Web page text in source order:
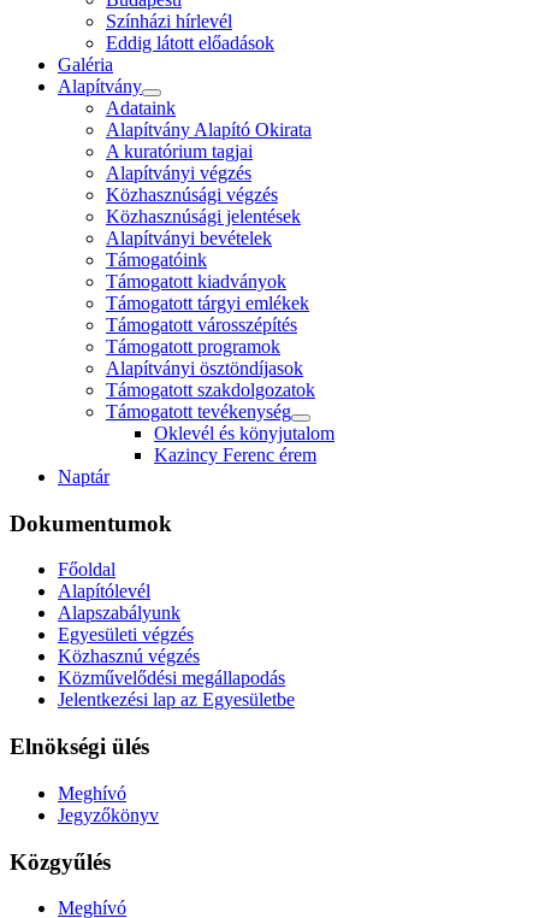
Színházi hírlevél
Eddig látott előadások
Galéria
Alapítvány
Adataink
Alapítvány Alapító Okirata
A kuratórium tagjai
Alapítványi végzés
Közhasznúsági végzés
Közhasznúsági jelentések
Alapítványi bevételek
Támogatóink
Támogatott kiadványok
Támogatott tárgyi emlékek
Támogatott városszépítés
Támogatott programok
Alapítványi ösztöndíjasok
Támogatott szakdolgozatok
Támogatott tevékenység
Oklevél és könyjutalom
Kazincy Ferenc érem
Naptár
Dokumentumok
Főoldal
Alapítólevél
Alapszabályunk
Egyesületi végzés
Közhasznú végzés
Közművelődési megállapodás
Jelentkezési lap az Egyesületbe
Elnökségi ülés
Meghívó
Jegyzőkönyv
Közgyűlés
Meghívó